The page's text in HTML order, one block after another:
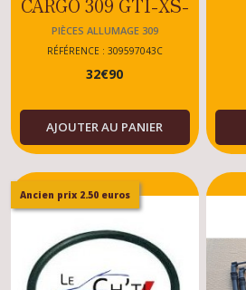
1.1-1.2-1.4-1.9
PIÈCES ALLUMAGE 309
RÉFÉRENCE : 309597043C
32€90
AJOUTER AU PANIER
Ancien prix 2.50 euros